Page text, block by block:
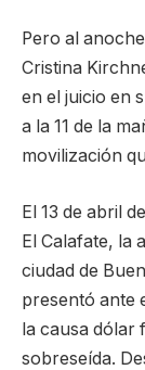
Pero al
Cristina
en el juicio en
a la 11 de la
movilización
El 13 de abril
El Calafate, la
ciudad de
presentó ante
la causa dólar
sobreseída.